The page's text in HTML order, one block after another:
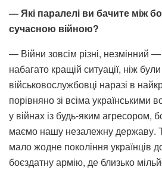
— Які паралелі ви бачите між
сучасною війною?
— Війни зовсім різні, незмінний
набагато кращій ситуації, ніж були
військовослужбовці наразі в
порівняно зі всіма українськими
у війнах із будь-яким агресором,
маємо нашу незалежну державу.
мало жодне покоління
боєздатну армію, де близько